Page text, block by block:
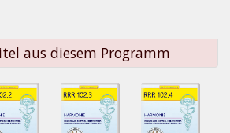
aus diesem Programm